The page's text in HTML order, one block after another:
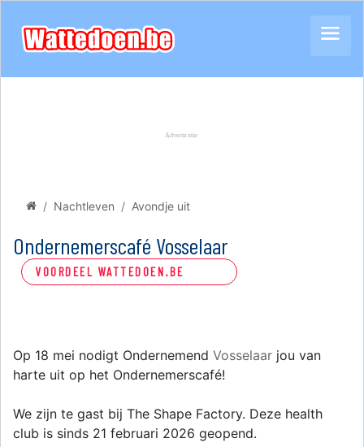
Nachtleven Avondje uit
Ondernemerscafé Vosselaar
VOORDEEL WATTEDOEN.BE
Op 18 mei nodigt Ondernemend Vosselaar jou van
harte uit op het Ondernemerscafé!
We zijn te gast bij The Shape Factory. Deze health
club is sinds 21 februari 2026 geopend.